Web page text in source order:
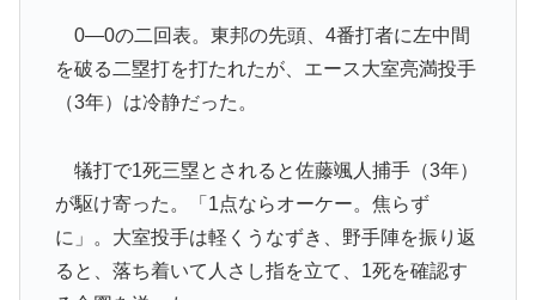
0―0の二回表。東邦の先頭、4番打者に左中間
を破る二塁打を打たれたが、エース大室亮満投手
（3年）は冷静だった。
犠打で1死三塁とされると佐藤颯人捕手（3年）
が駆け寄った。「1点ならオーケー。焦らず
に」。大室投手は軽くうなずき、野手陣を振り返
ると、落ち着いて人さし指を立て、1死を確認す